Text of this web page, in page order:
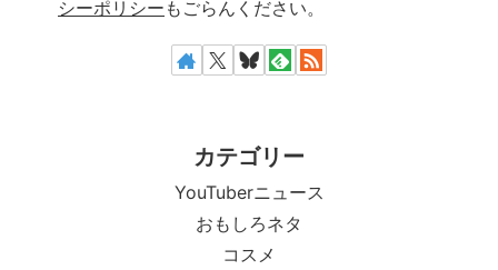
シーポリシー もごらんください。
カテゴリー
YouTuberニュース
おもしろネタ
コスメ